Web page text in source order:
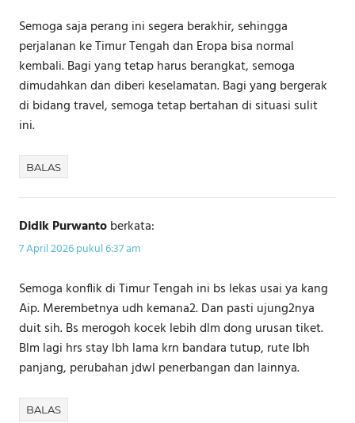
Semoga saja perang ini segera berakhir, sehingga
perjalanan ke Timur Tengah dan Eropa bisa normal
kembali. Bagi yang tetap harus berangkat, semoga
dimudahkan dan diberi keselamatan. Bagi yang bergerak
di bidang travel, semoga tetap bertahan di situasi sulit
ini.
BALAS
Didik Purwantoberkata:
7 April 2026 pukul 6:37 am
Semoga konflik di Timur Tengah ini bs lekas usai ya kang
Aip. Merembetnya udh kemana2. Dan pasti ujung2nya
duit sih. Bs merogoh kocek lebih dlm dong urusan tiket.
Blm lagi hrs stay lbh lama krn bandara tutup, rute lbh
panjang, perubahan jdwl penerbangan dan lainnya.
BALAS